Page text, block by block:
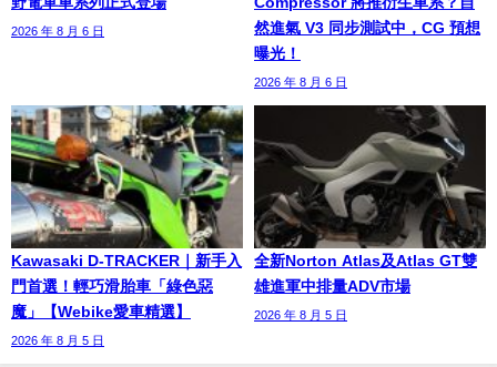
2026 年 8 月 6 日
然進氣 V3 同步測試中，CG 預想
曝光！
2026 年 8 月 6 日
Kawasaki D-TRACKER｜新手入
門首選！輕巧滑胎車「綠色惡
魔」【Webike愛車精選】
2026 年 8 月 5 日
全新Norton Atlas及Atlas GT雙
雄進軍中排量ADV市場
2026 年 8 月 5 日